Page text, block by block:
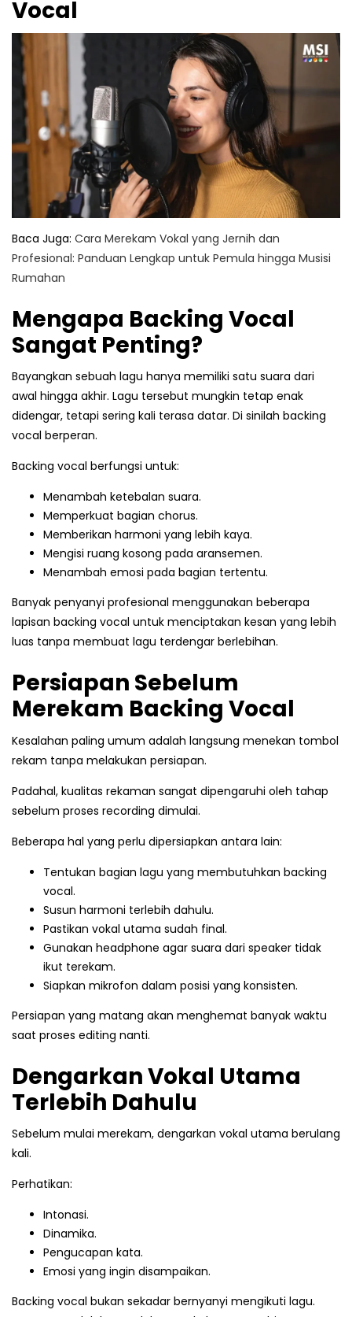
Vocal
Baca Juga: Cara Merekam Vokal yang Jernih dan
Profesional: Panduan Lengkap untuk Pemula hingga Musisi
Rumahan
Mengapa Backing Vocal
Sangat Penting?
Bayangkan sebuah lagu hanya memiliki satu suara dari
awal hingga akhir. Lagu tersebut mungkin tetap enak
didengar, tetapi sering kali terasa datar. Di sinilah backing
vocal berperan.
Backing vocal berfungsi untuk:
Menambah ketebalan suara.
Memperkuat bagian chorus.
Memberikan harmoni yang lebih kaya.
Mengisi ruang kosong pada aransemen.
Menambah emosi pada bagian tertentu.
Banyak penyanyi profesional menggunakan beberapa
lapisan backing vocal untuk menciptakan kesan yang lebih
luas tanpa membuat lagu terdengar berlebihan.
Persiapan Sebelum
Merekam Backing Vocal
Kesalahan paling umum adalah langsung menekan tombol
rekam tanpa melakukan persiapan.
Padahal, kualitas rekaman sangat dipengaruhi oleh tahap
sebelum proses recording dimulai.
Beberapa hal yang perlu dipersiapkan antara lain:
Tentukan bagian lagu yang membutuhkan backing
vocal.
Susun harmoni terlebih dahulu.
Pastikan vokal utama sudah final.
Gunakan headphone agar suara dari speaker tidak
ikut terekam.
Siapkan mikrofon dalam posisi yang konsisten.
Persiapan yang matang akan menghemat banyak waktu
saat proses editing nanti.
Dengarkan Vokal Utama
Terlebih Dahulu
Sebelum mulai merekam, dengarkan vokal utama berulang
kali.
Perhatikan:
Intonasi.
Dinamika.
Pengucapan kata.
Emosi yang ingin disampaikan.
Backing vocal bukan sekadar bernyanyi mengikuti lagu.